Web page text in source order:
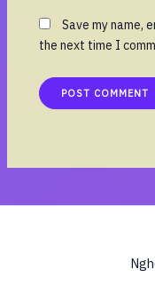
Save my name,
the next time I